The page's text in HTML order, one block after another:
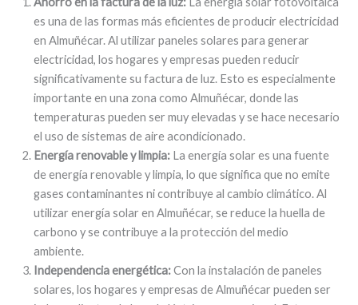
es una de las formas más eficientes de producir electricidad
en Almuñécar. Al utilizar paneles solares para generar
electricidad, los hogares y empresas pueden reducir
significativamente su factura de luz. Esto es especialmente
importante en una zona como Almuñécar, donde las
temperaturas pueden ser muy elevadas y se hace necesario
el uso de sistemas de aire acondicionado.
Energía renovable y limpia: La energía solar es una fuente
de energía renovable y limpia, lo que significa que no emite
gases contaminantes ni contribuye al cambio climático. Al
utilizar energía solar en Almuñécar, se reduce la huella de
carbono y se contribuye a la protección del medio
ambiente.
Independencia energética:Con la instalación de paneles
solares, los hogares y empresas de Almuñécar pueden ser